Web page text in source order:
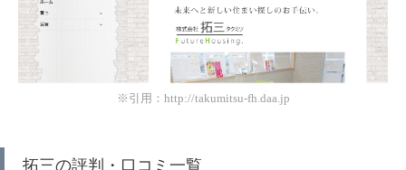
※引用：http://takumitsu-fh.daa.jp
拓三の評判・口コミ一覧